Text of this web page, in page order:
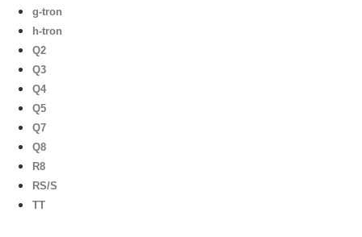
g-tron
h-tron
Q2
Q3
Q4
Q5
Q7
Q8
R8
RS/S
TT